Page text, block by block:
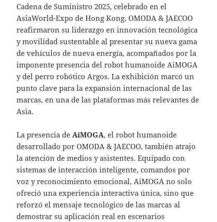
Cadena de Suministro 2025, celebrado en el
AsiaWorld-Expo de Hong Kong, OMODA & JAECOO
reafirmaron su liderazgo en innovación tecnológica
y movilidad sustentable al presentar su nueva gama
de vehículos de nueva energía, acompañados por la
imponente presencia del robot humanoide AiMOGA
y del perro robótico Argos. La exhibición marcó un
punto clave para la expansión internacional de las
marcas, en una de las plataformas más relevantes de
Asia.
La presencia de AiMOGA, el robot humanoide
desarrollado por OMODA & JAECOO, también atrajo
la atención de medios y asistentes. Equipado con
sistemas de interacción inteligente, comandos por
voz y reconocimiento emocional, AiMOGA no solo
ofreció una experiencia interactiva única, sino que
reforzó el mensaje tecnológico de las marcas al
demostrar su aplicación real en escenarios